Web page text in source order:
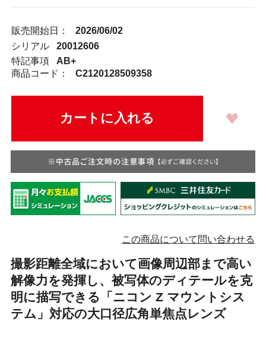
販売開始日：
2026/06/02
シリアル
20012606
特記事項
AB+
商品コード：
C2120128509358
この商品について問い合わせる
撮影距離全域において画像周辺部まで高い
解像力を発揮し、被写体のディテールを克
明に描写できる「ニコン Z マウントシス
テム」対応の大口径広角単焦点レンズ